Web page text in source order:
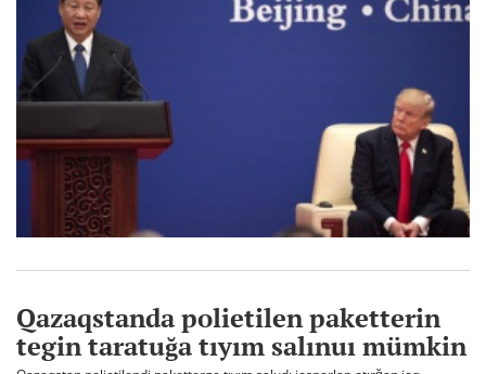
Qazaqstanda polietilen paketterin
tegin taratuğa tıyım salınuı mümkin